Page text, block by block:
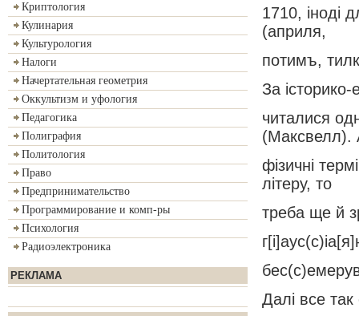
Криптология
Кулинария
Культурология
Налоги
Начертательная геометрия
Оккультизм и уфология
Педагогика
Полиграфия
Политология
Право
Предпринимательство
Программирование и комп-ры
Психология
Радиоэлектроника
РЕКЛАМА
1710, іноді
(априля,
потимъ,
За
читалися
(Максвелл).
фізичні
літеру, то
треба ще й
Далі все